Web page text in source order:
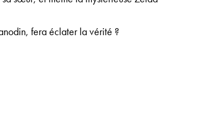
fera éclater la vérité ?